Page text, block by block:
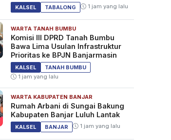
KALSEL TABALONG 1 jam yang lalu
WARTA TANAH BUMBU
Komisi III DPRD Tanah Bumbu
Bawa Lima Usulan Infrastruktur
Prioritas ke BPJN Banjarmasin
KALSEL
TANAH BUMBU
1 jam yang lalu
WARTA KABUPATEN BANJAR
Rumah Arbani di Sungai Bakung
Kabupaten Banjar Luluh Lantak
KALSEL BANJAR 1 jam yang lalu